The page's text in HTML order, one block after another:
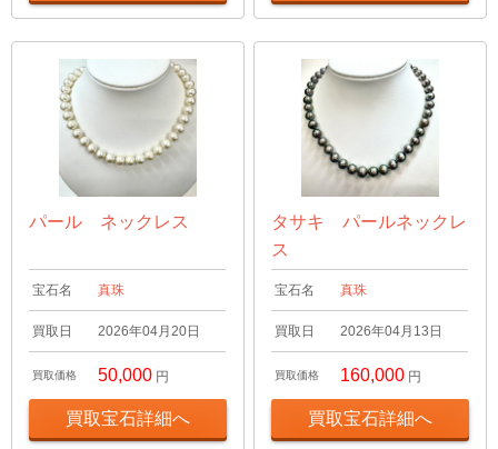
パール ネックレス
宝石名 真珠
買取日 2026年04月20日
買取価格 50,000 円
買取宝石詳細へ
タサキ パールネックレ
ス
宝石名 真珠
買取日 2026年04月13日
買取価格 160,000 円
買取宝石詳細へ